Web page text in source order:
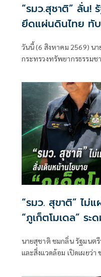
“รมว.สุชาติ” ลั่น!
ยึดแผ่นดินไทย ทั
ตาร์เวลล์ การ์เด้
เตือนผู้ฝ่าฝืนเจอม
วันนี้ (6 สิงหาคม 2569) น
กระทรวงทรัพยากรธรรมช
นครราชสีมา
“รมว. สุขาติ” ไม่
“ภูเก็ตโมเดล” ร
พื้นที่ทั้งเกาะภูเก็
ผลักดันประกาศป่
นายสุชาติ ชมกลิ่น รัฐมนต
และสิ่งแวดล้อม เปิดเผยว่